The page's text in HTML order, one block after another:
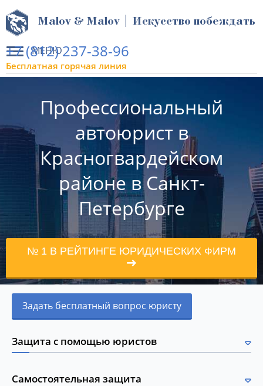
МЕНЮ
Malov & Malov | Искусство побеждать
+7 (812) 237-38-96
Бесплатная горячая линия
Профессиональный
автоюрист в
Красногвардейском
районе в Санкт-
Петербурге
№ 1 В РЕЙТИНГЕ ЮРИДИЧЕСКИХ ФИРМ
Задать бесплатный вопрос юристу
Защита с помощью юристов
Самостоятельная защита